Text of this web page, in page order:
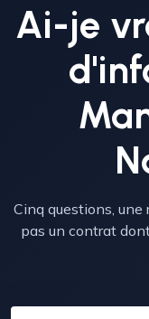
Ai-je
Cinq questions,
pas un contrat